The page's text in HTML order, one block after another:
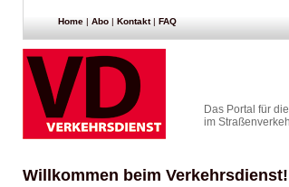
Home | Abo | Kontakt | FAQ
Das Portal für
im
Willkommen beim Verkehrsdienst!